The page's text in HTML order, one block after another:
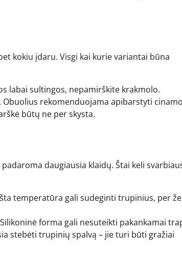
kokiu įdaru. Visgi kai kurie variantai būna
labai sultingos, nepamirškite krakmolo.
Obuolius rekomenduojama apibarstyti
būtų ne per skysta.
daugiausia klaidų. Štai keli
temperatūra gali sudeginti trupinius, per
forma gali nesuteikti pakankamai
stebėti trupinių spalvą – jie turi būti gražiai